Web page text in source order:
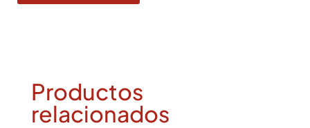
Productos
relacionados